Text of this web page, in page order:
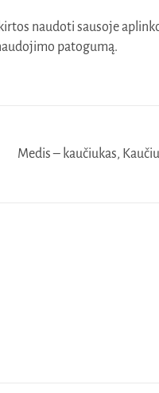
naudoti sausoje
patogumą.
Medis – kaučiukas,